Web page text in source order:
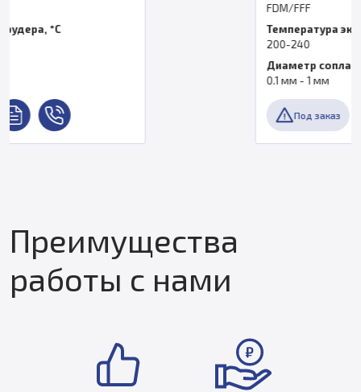
Температура экструдера, °C
Преимущества
работы с нами